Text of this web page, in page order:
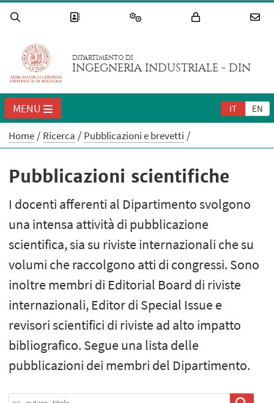
DIPARTIMENTO DI
INGEGNERIA INDUSTRIALE - DIN
IT EN
MENU
Home Ricerca Pubblicazioni e brevetti
Pubblicazioni scientifiche
I docenti afferenti al Dipartimento svolgono
una intensa attività di pubblicazione
scientifica, sia su riviste internazionali che su
volumi che raccolgono atti di congressi. Sono
inoltre membri di Editorial Board di riviste
internazionali, Editor di Special Issue e
revisori scientifici di riviste ad alto impatto
bibliografico. Segue una lista delle
pubblicazioni dei membri del Dipartimento.